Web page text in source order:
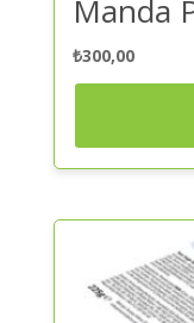
₺300,00